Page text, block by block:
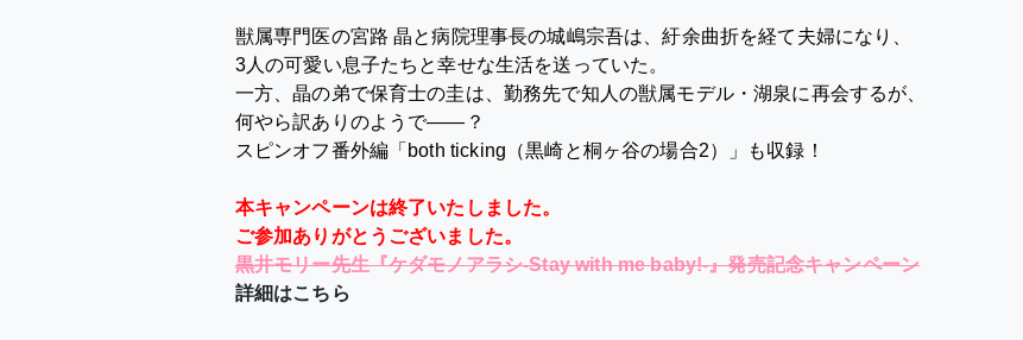
獣属専門医の宮路 晶と病院理事長の城嶋宗吾は、紆余曲折を経て夫婦になり、
3人の可愛い息子たちと幸せな生活を送っていた。
一方、晶の弟で保育士の圭は、勤務先で知人の獣属モデル・湖泉に再会するが、
何やら訳ありのようで――？
スピンオフ番外編「both ticking（黒崎と桐ヶ谷の場合2）」も収録！
本キャンペーンは終了いたしました。
ご参加ありがとうございました。
黒井モリー先生『ケダモノアラシ-Stay with me baby!-』発売記念キャンペーン
詳細はこちら